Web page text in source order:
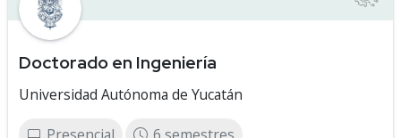
Doctorado en Ingeniería
Universidad Autónoma de Yucatán